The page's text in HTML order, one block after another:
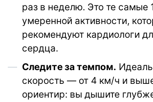
раз в неделю. Это те самые
умеренной активности,
рекомендуют кардиологи
сердца.
Следите за темпом.
скорость — от 4 км/ч и
ориентир: вы дышите